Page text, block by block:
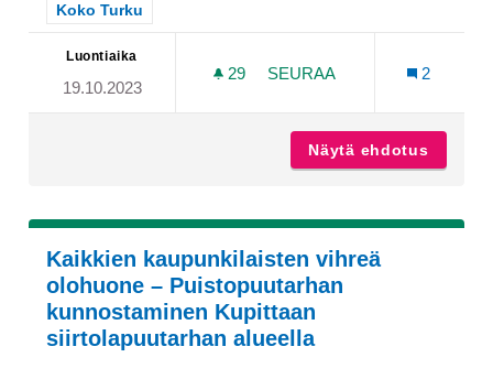
Rajaa tulokset teeman mukaan: Koko Turku
Koko Turku
Luontiaika
19.10.2023
29 29 SEURAAJAA
SEURAA
2
Näytä ehdotus
Kaikkien kaupunkilaisten vihreä
olohuone – Puistopuutarhan
kunnostaminen Kupittaan
siirtolapuutarhan alueella